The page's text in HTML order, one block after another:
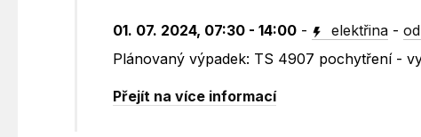
01. 07. 2024, 07:30 - 14:00 - elektřina -
Plánovaný výpadek: TS 4907 pochytření -
Přejít na více informací